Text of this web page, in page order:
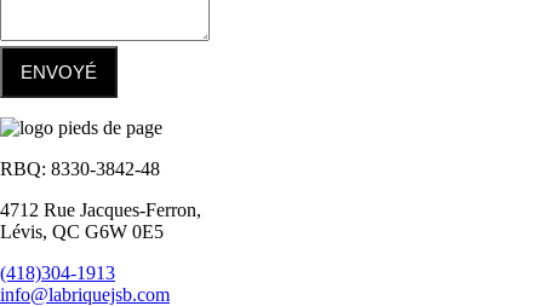
ENVOYÉ
RBQ: 8330-3842-48
4712 Rue Jacques-Ferron,
Lévis, QC G6W 0E5
(418)304-1913
info@labriquejsb.com